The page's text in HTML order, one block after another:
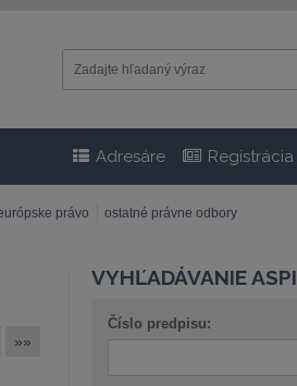
Adresáre Registrácia
právo ostatné právne odbory
»»
VYHĽADÁVANIE ASPI
Číslo predpisu: